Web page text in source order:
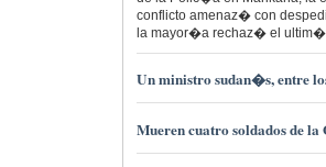
conflicto amenaz� con
la mayor�a rechaz� el
Un ministro sudan�s, entre
Mueren cuatro soldados de